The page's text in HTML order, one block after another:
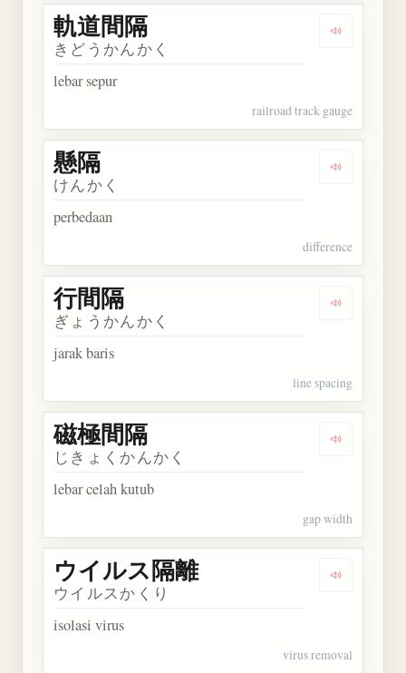
Dengarkan
軌道間隔
きどうかんかく
lebar sepur
railroad track gauge
Dengarkan
懸隔
けんかく
perbedaan
difference
Dengarkan
行間隔
ぎょうかんかく
jarak baris
line spacing
Dengarkan
磁極間隔
じきょくかんかく
lebar celah kutub
gap width
Dengarkan
ウイルス隔離
ウイルスかくり
isolasi virus
virus removal